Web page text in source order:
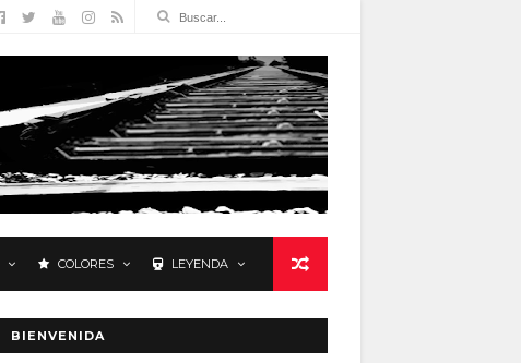
COLORES LEYENDA
BIENVENIDA